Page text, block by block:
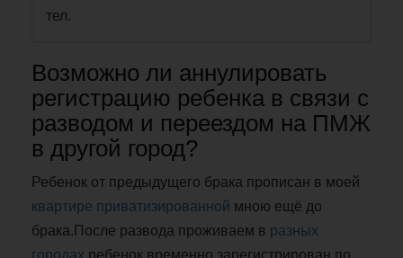
тел.
Возможно ли аннулировать
регистрацию ребенка в связи с
разводом и переездом на ПМЖ
в другой город?
Ребенок от предыдущего брака прописан в моей
квартире приватизированной мною ещё до
брака.После развода проживаем в разных
городах ,ребенок временно зарегистрирован по